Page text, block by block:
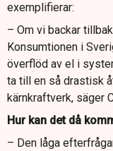
exemplifierar:
– Om vi backar
Konsumtionen i
överflöd av el i
ta till en så drastisk
kärnkraftverk, säger
Hur kan det då
– Den låga